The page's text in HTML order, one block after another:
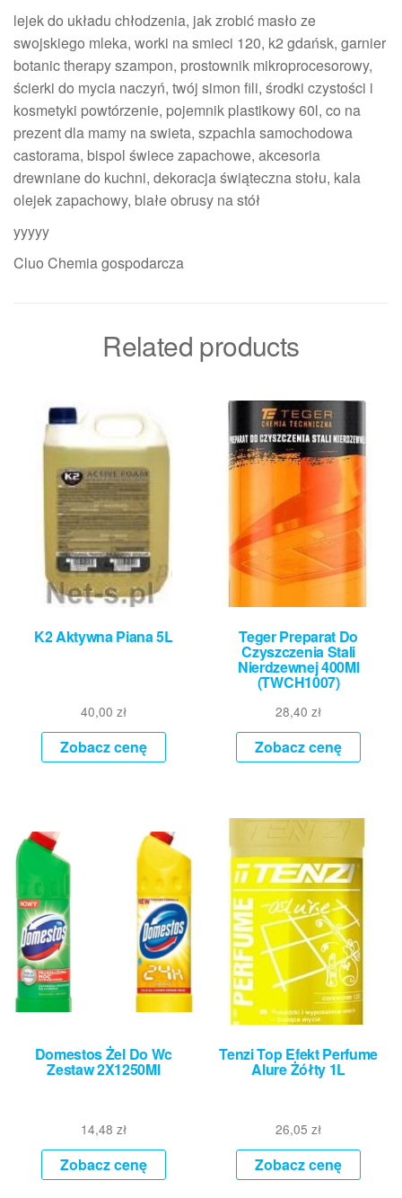
lejek do układu chłodzenia, jak zrobić masło ze
swojskiego mleka, worki na smieci 120, k2 gdańsk, garnier
botanic therapy szampon, prostownik mikroprocesorowy,
ścierki do mycia naczyń, twój simon fili, środki czystości i
kosmetyki powtórzenie, pojemnik plastikowy 60l, co na
prezent dla mamy na swieta, szpachla samochodowa
castorama, bispol świece zapachowe, akcesoria
drewniane do kuchni, dekoracja świąteczna stołu, kala
olejek zapachowy, białe obrusy na stół
yyyyy
Cluo Chemia gospodarcza
Related products
K2 Aktywna Piana 5L
40,00 zł
Zobacz cenę
Teger Preparat Do
Czyszczenia Stali
Nierdzewnej 400Ml
(TWCH1007)
28,40zł
Zobacz cenę
Domestos Żel Do Wc
Zestaw 2X1250Ml
14,48 zł
Zobacz cenę
Tenzi Top Efekt Perfume
Alure Żółty 1L
26,05zł
Zobacz cenę